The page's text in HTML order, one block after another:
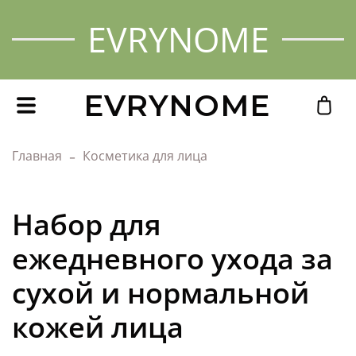
EVRYNOME
EVRYNOME
Главная Косметика для лица
Набор для
ежедневного ухода за
сухой и нормальной
кожей лица